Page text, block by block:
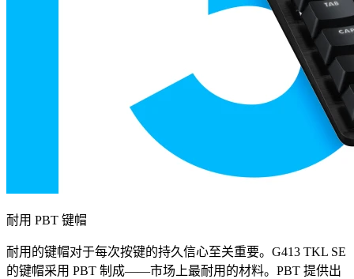
耐用 PBT 键帽
耐用的键帽对于每次按键的持久信心至关重要。G413 TKL SE
的键帽采用 PBT 制成——市场上最耐用的材料。PBT 提供出